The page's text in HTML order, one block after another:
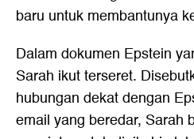
baru untuk membantunya
Dalam dokumen Epstein
Sarah ikut terseret.
hubungan dekat dengan
email yang beredar, Sarah